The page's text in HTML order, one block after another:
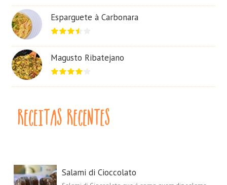
Esparguete à Carbonara
Magusto Ribatejano
Salami di Cioccolato